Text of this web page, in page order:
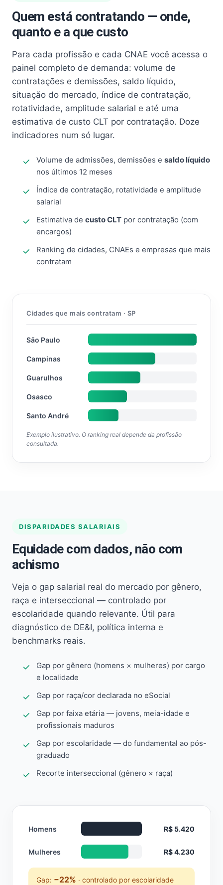
Quem está contratando — onde,
quanto e a que custo
Para cada profissão e cada CNAE você acessa o
painel completo de demanda: volume de
contratações e demissões, saldo líquido,
situação do mercado, índice de contratação,
rotatividade, amplitude salarial e até uma
estimativa de custo CLT por contratação. Doze
indicadores num só lugar.
Volume de admissões, demissões e saldo líquido
nos últimos 12 meses
Índice de contratação, rotatividade e amplitude
salarial
Estimativa de custo CLT por contratação (com
encargos)
Ranking de cidades, CNAEs e empresas que mais
contratam
Cidades que mais contratam · SP
São Paulo
Campinas
Guarulhos
Osasco
Santo André
Exemplo ilustrativo. O ranking real depende da profissão
consultada.
DISPARIDADES SALARIAIS
Equidade com dados, não com
achismo
Veja o gap salarial real do mercado por gênero,
raça e interseccional — controlado por
escolaridade quando relevante. Útil para
diagnóstico de DE&I, política interna e
benchmarks reais.
Gap por gênero (homens × mulheres) por cargo
e localidade
Gap por raça/cor declarada no eSocial
Gap por faixa etária — jovens, meia-idade e
profissionais maduros
Gap por escolaridade — do fundamental ao pós-
graduado
Recorte interseccional (gênero × raça)
Homens R$ 5.420
Mulheres R$ 4.230
Gap: −22% · controlado por escolaridade